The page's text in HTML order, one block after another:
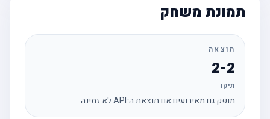
תמונת משחק
תוצאה
2-2
תיקו
מופק גם מאירועים אם תוצאת ה־API לא זמינה